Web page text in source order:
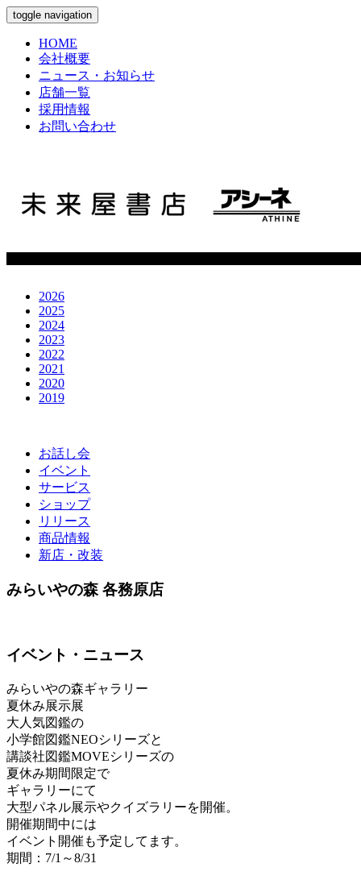
toggle navigation
HOME
会社概要
ニュース・お知らせ
店舗一覧
採用情報
お問い合わせ
2026
2025
2024
2023
2022
2021
2020
2019
お話し会
イベント
サービス
ショップ
リリース
商品情報
新店・改装
みらいやの森 各務原店
イベント・ニュース
みらいやの森ギャラリー
夏休み展示展
大人気図鑑の
小学館図鑑NEOシリーズと
講談社図鑑MOVEシリーズの
夏休み期間限定で
ギャラリーにて
大型パネル展示やクイズラリーを開催。
開催期間中には
イベント開催も予定してます。
期間：7/1～8/31